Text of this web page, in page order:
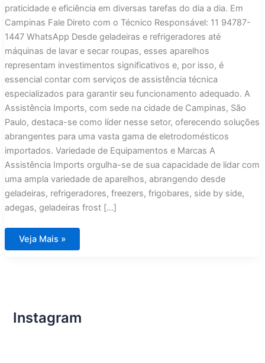
praticidade e eficiência em diversas tarefas do dia a dia. Em
Campinas Fale Direto com o Técnico Responsável: 11 94787-
1447 WhatsApp Desde geladeiras e refrigeradores até
máquinas de lavar e secar roupas, esses aparelhos
representam investimentos significativos e, por isso, é
essencial contar com serviços de assistência técnica
especializados para garantir seu funcionamento adequado. A
Assistência Imports, com sede na cidade de Campinas, São
Paulo, destaca-se como líder nesse setor, oferecendo soluções
abrangentes para uma vasta gama de eletrodomésticos
importados. Variedade de Equipamentos e Marcas A
Assistência Imports orgulha-se de sua capacidade de lidar com
uma ampla variedade de aparelhos, abrangendo desde
geladeiras, refrigeradores, freezers, frigobares, side by side,
adegas, geladeiras frost […]
Assistência
Técnica
Veja Mais »
Instagram